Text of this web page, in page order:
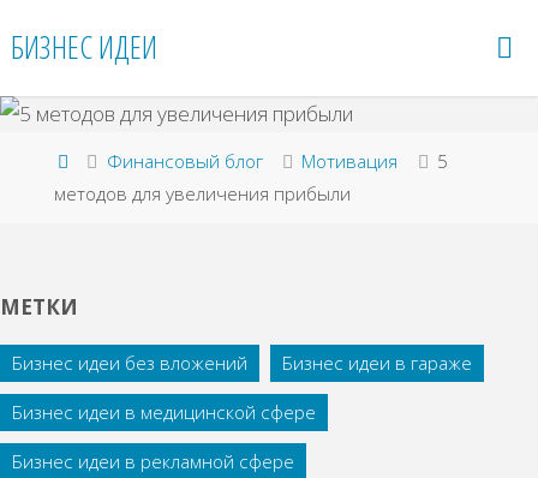
БИЗНЕС ИДЕИ
Главная
Финансовый блог Мотивация
5
методов для увеличения прибыли
МЕТКИ
Бизнес идеи без вложений
Бизнес идеи в гараже
Бизнес идеи в медицинской сфере
Бизнес идеи в рекламной сфере